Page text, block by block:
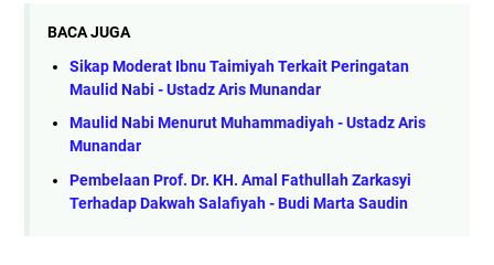
BACA JUGA
Sikap Moderat Ibnu Taimiyah Terkait Peringatan
Maulid Nabi - Ustadz Aris Munandar
Maulid Nabi Menurut Muhammadiyah - Ustadz Aris
Munandar
Pembelaan Prof. Dr. KH. Amal Fathullah Zarkasyi
Terhadap Dakwah Salafiyah - Budi Marta Saudin